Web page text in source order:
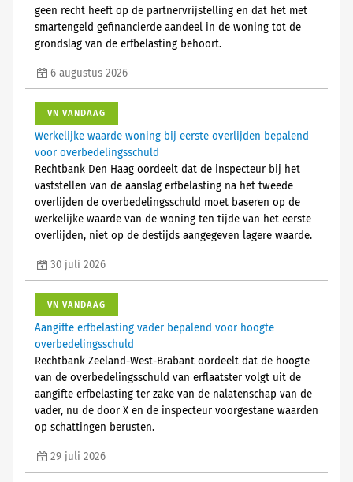
geen recht heeft op de partnervrijstelling en dat het met
smartengeld gefinancierde aandeel in de woning tot de
grondslag van de erfbelasting behoort.
6 augustus 2026
VN VANDAAG
Werkelijke waarde woning bij eerste overlijden bepalend
voor overbedelingsschuld
Rechtbank Den Haag oordeelt dat de inspecteur bij het
vaststellen van de aanslag erfbelasting na het tweede
overlijden de overbedelingsschuld moet baseren op de
werkelijke waarde van de woning ten tijde van het eerste
overlijden, niet op de destijds aangegeven lagere waarde.
30 juli 2026
VN VANDAAG
Aangifte erfbelasting vader bepalend voor hoogte
overbedelingsschuld
Rechtbank Zeeland-West-Brabant oordeelt dat de hoogte
van de overbedelingsschuld van erflaatster volgt uit de
aangifte erfbelasting ter zake van de nalatenschap van de
vader, nu de door X en de inspecteur voorgestane waarden
op schattingen berusten.
29 juli 2026